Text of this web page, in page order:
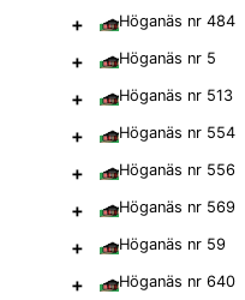
+ Höganäs nr 484
+ Höganäs nr 5
+ Höganäs nr 513
+ Höganäs nr 554
+ Höganäs nr 556
+ Höganäs nr 569
+ Höganäs nr 59
+ Höganäs nr 640